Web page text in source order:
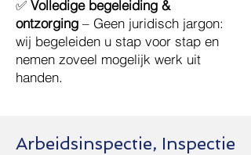
✅ Volledige begeleiding &
ontzorging – Geen juridisch jargon:
wij begeleiden u stap voor stap en
nemen zoveel mogelijk werk uit
handen.
Arbeidsinspectie, Inspectie